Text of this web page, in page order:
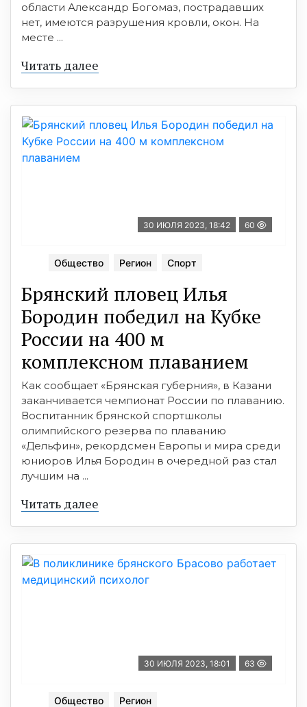
области Александр Богомаз, пострадавших
нет, имеются разрушения кровли, окон. На
месте ...
Читать далее
30 ИЮЛЯ 2023, 18:42 60
Общество Регион Спорт
Брянский пловец Илья
Бородин победил на Кубке
России на 400 м
комплексном плаванием
Как сообщает «Брянская губерния», в Казани
заканчивается чемпионат России по плаванию.
Воспитанник брянской спортшколы
олимпийского резерва по плаванию
«Дельфин», рекордсмен Европы и мира среди
юниоров Илья Бородин в очередной раз стал
лучшим на ...
Читать далее
30 ИЮЛЯ 2023, 18:01 63
Общество Регион